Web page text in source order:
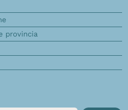
provincia